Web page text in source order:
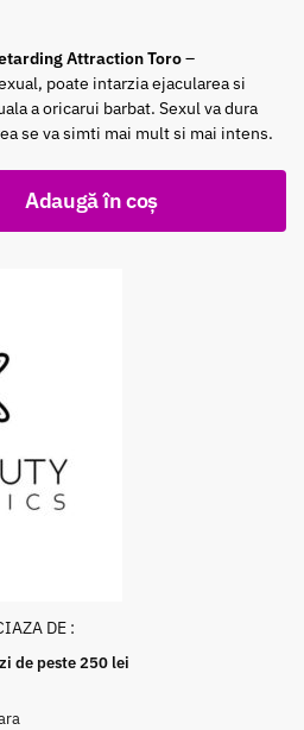
Attraction Toro–
poate intarzia ejacularea si
a oricarui barbat. Sexul va dura
se va simti mai mult si mai intens.
Adaugă în coș
DE :
de peste 250 lei